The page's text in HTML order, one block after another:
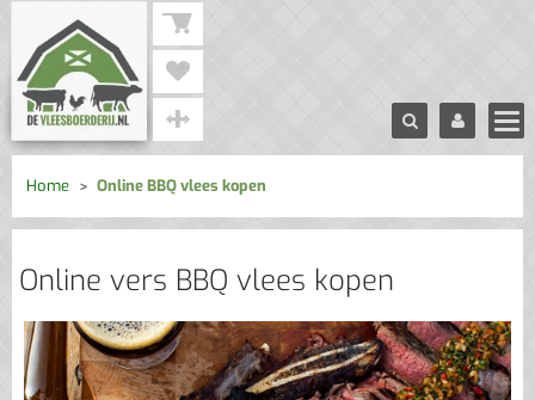
Home Online BBQ vlees kopen
Online vers BBQ vlees kopen